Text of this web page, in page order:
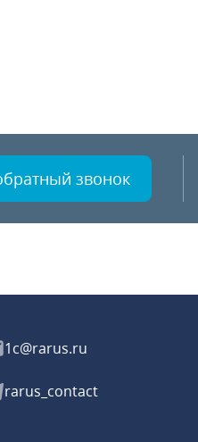
звонок
1c@rarus.ru
rarus_contact